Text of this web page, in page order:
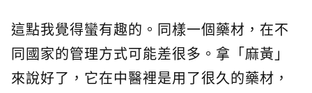
這點我覺得蠻有趣的。同樣一個藥材，在不
同國家的管理方式可能差很多。拿「麻黃」
來說好了，它在中醫裡是用了很久的藥材，